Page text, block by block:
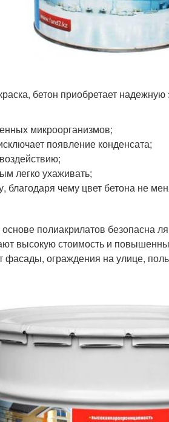
бетон приобретает
микроорганизмов;
появление конденсата;
легко ухаживать;
благодаря чему цвет бетона не
полиакрилатов безопасна
высокую стоимость и
ограждения на улице,